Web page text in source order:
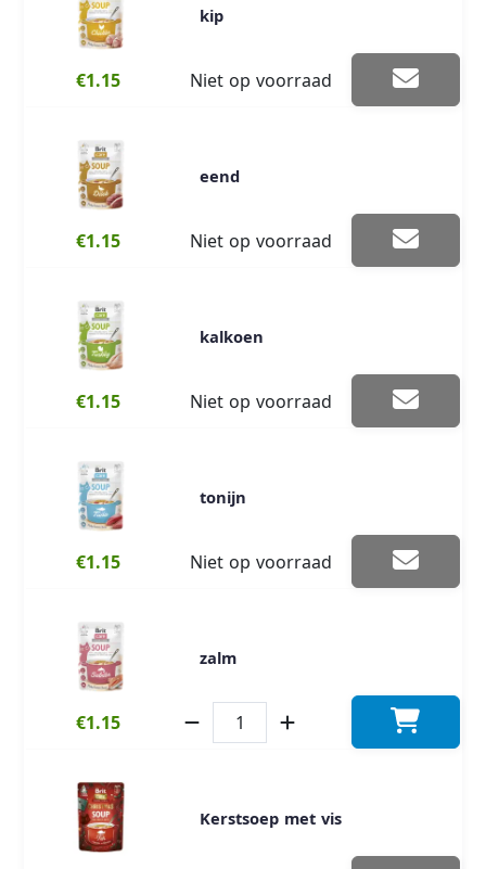
kip
€1.15 Niet op voorraad
eend
€1.15 Niet op voorraad
kalkoen
€1.15 Niet op voorraad
tonijn
€1.15 Niet op voorraad
zalm
€1.15
Kerstsoep met vis